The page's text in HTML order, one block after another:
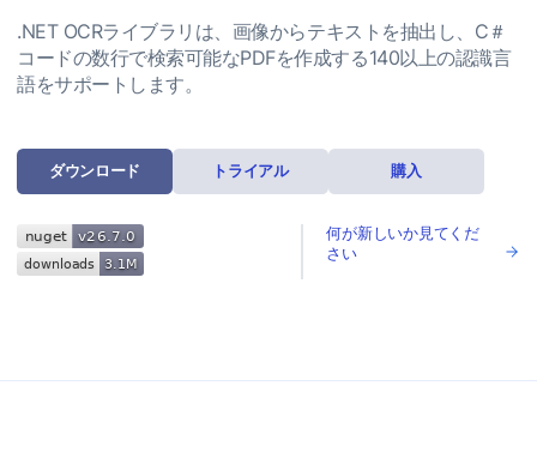
.NET OCRライブラリは、画像からテキストを抽出し、C＃
コードの数行で検索可能なPDFを作成する140以上の認識言
語をサポートします。
ダウンロード トライアル 購入
何が新しいか見てくだ
さい